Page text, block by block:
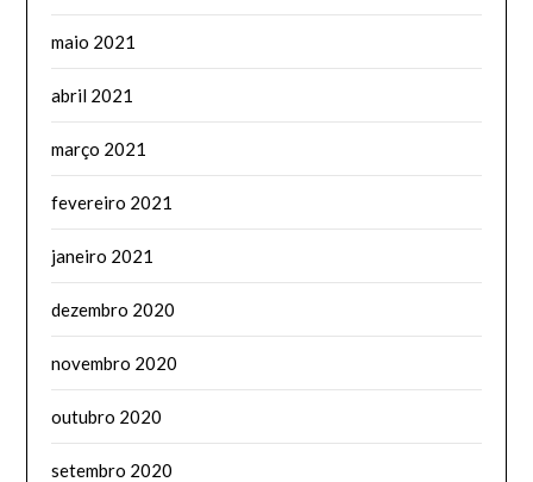
maio 2021
abril 2021
março 2021
fevereiro 2021
janeiro 2021
dezembro 2020
novembro 2020
outubro 2020
setembro 2020